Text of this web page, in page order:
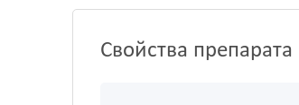
Свойства препарата